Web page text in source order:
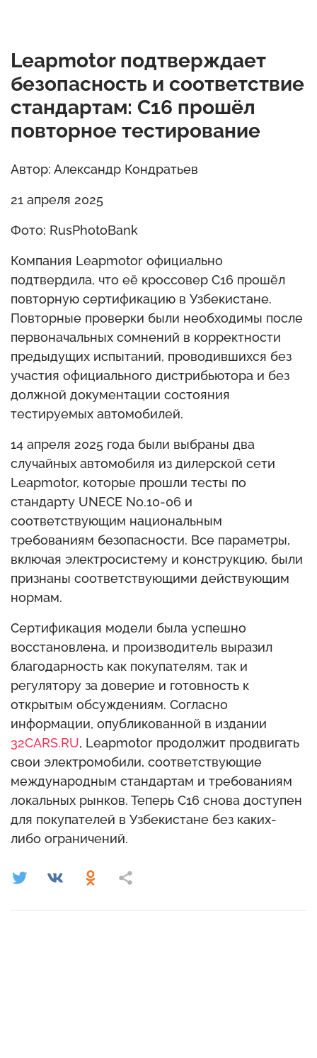
Leapmotor подтверждает
безопасность и соответствие
стандартам: C16 прошёл
повторное тестирование
Автор: Александр Кондратьев
21 апреля 2025
Фото: RusPhotoBank
Компания Leapmotor официально
подтвердила, что её кроссовер C16 прошёл
повторную сертификацию в Узбекистане.
Повторные проверки были необходимы после
первоначальных сомнений в корректности
предыдущих испытаний, проводившихся без
участия официального дистрибьютора и без
должной документации состояния
тестируемых автомобилей.
14 апреля 2025 года были выбраны два
случайных автомобиля из дилерской сети
Leapmotor, которые прошли тесты по
стандарту UNECE No.10-06 и
соответствующим национальным
требованиям безопасности. Все параметры,
включая электросистему и конструкцию, были
признаны соответствующими действующим
нормам.
Сертификация модели была успешно
восстановлена, и производитель выразил
благодарность как покупателям, так и
регулятору за доверие и готовность к
открытым обсуждениям. Согласно
информации, опубликованной в издании
32CARS.RU, Leapmotor продолжит продвигать
свои электромобили, соответствующие
международным стандартам и требованиям
локальных рынков. Теперь C16 снова доступен
для покупателей в Узбекистане без каких-
либо ограничений.